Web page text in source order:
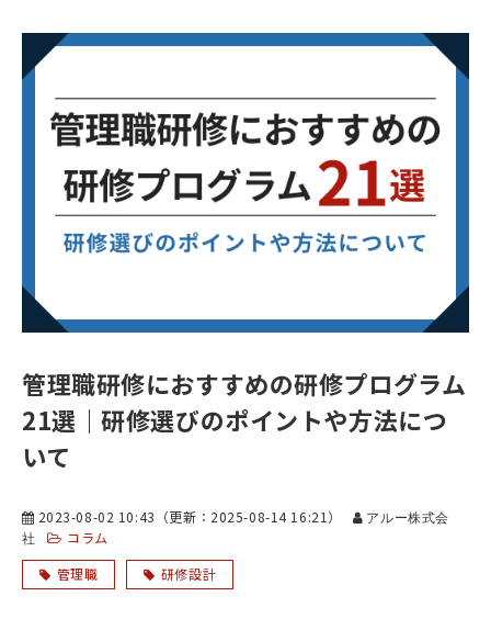
管理職研修におすすめの研修プログラム
21選｜研修選びのポイントや方法につ
いて
2023-08-02 10:43 （更新： 2025-08-14 16:21 ）
アルー株式会
社
コラム
管理職
研修設計